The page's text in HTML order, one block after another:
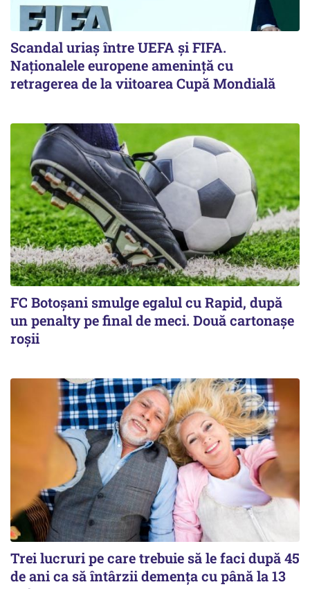
Scandal uriaş între UEFA şi FIFA.
Naţionalele europene ameninţă cu
retragerea de la viitoarea Cupă Mondială
FC Botoşani smulge egalul cu Rapid, după
un penalty pe final de meci. Două cartonaşe
roşii
Trei lucruri pe care trebuie să le faci după 45
de ani ca să întârzii demența cu până la 13